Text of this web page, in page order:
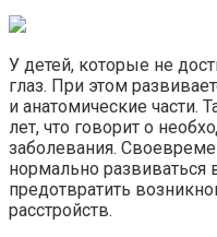
У детей, которые не
глаз. При этом
и анатомические части.
лет, что говорит о
заболевания.
нормально
предотвратить
расстройств.